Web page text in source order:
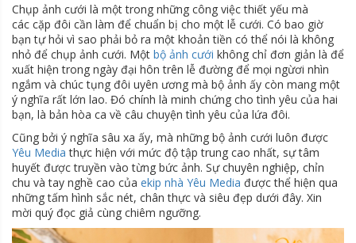
Chụp ảnh cưới là một trong những công việc thiết yếu mà
các cặp đôi cần làm để chuẩn bị cho một lễ cưới. Có bao giờ
bạn tự hỏi vì sao phải bỏ ra một khoản tiền có thể nói là không
nhỏ để chụp ảnh cưới. Một bộ ảnh cưới không chỉ đơn giản là để
xuất hiện trong ngày đại hôn trên lễ đường để mọi ngừơi nhìn
ngắm và chúc tụng đôi uyên ương mà bộ ảnh ấy còn mang một
ý nghĩa rất lớn lao. Đó chính là minh chứng cho tình yêu của hai
bạn, là bản hòa ca về câu chuyện tình yêu của lứa đôi.
Cũng bởi ý nghĩa sâu xa ấy, mà những bộ ảnh cưới luôn được
Yêu Media thực hiện với mức độ tập trung cao nhất, sự tâm
huyết được truyền vào từng bức ảnh. Sự chuyên nghiệp, chỉn
chu và tay nghề cao của ekip nhà Yêu Media được thể hiện qua
những tấm hình sắc nét, chân thực và siêu đẹp dưới đây. Xin
mời quý đọc giả cùng chiêm ngưỡng.